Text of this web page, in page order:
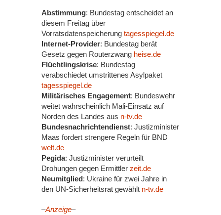
Abstimmung: Bundestag entscheidet an
diesem Freitag über
Vorratsdatenspeicherung tagesspiegel.de
Internet-Provider: Bundestag berät
Gesetz gegen Routerzwang heise.de
Flüchtlingskrise: Bundestag
verabschiedet umstrittenes Asylpaket
tagesspiegel.de
Militärisches Engagement: Bundeswehr
weitet wahrscheinlich Mali-Einsatz auf
Norden des Landes aus n-tv.de
Bundesnachrichtendienst: Justizminister
Maas fordert strengere Regeln für BND
welt.de
Pegida: Justizminister verurteilt
Drohungen gegen Ermittler zeit.de
Neumitglied: Ukraine für zwei Jahre in
den UN-Sicherheitsrat gewählt n-tv.de
–Anzeige–